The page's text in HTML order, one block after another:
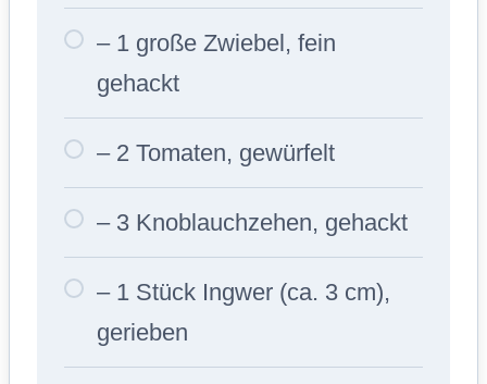
– 1 große Zwiebel, fein
gehackt
– 2 Tomaten, gewürfelt
– 3 Knoblauchzehen, gehackt
– 1 Stück Ingwer (ca. 3 cm),
gerieben